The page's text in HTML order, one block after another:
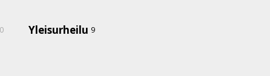
0 Yleisurheilu 9